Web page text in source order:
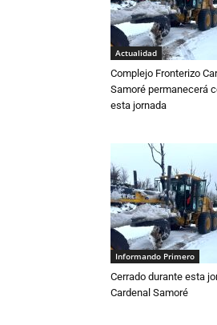
Actualidad
Complejo Fronterizo
Samoré permanecerá
esta jornada
Informando Primero
Cerrado durante esta
Cardenal Samoré